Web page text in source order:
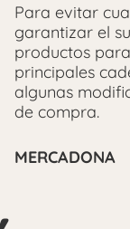
Para evitar
garantizar el
productos
principales
algunas
de compra.
MERCADONA